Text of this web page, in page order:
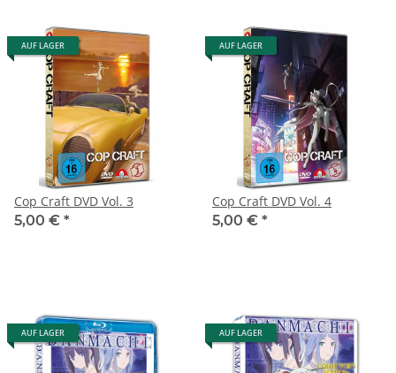
AUF LAGER
Cop Craft DVD Vol. 3
5,00 € *
AUF LAGER
Cop Craft DVD Vol. 4
5,00 € *
AUF LAGER AUF LAGER